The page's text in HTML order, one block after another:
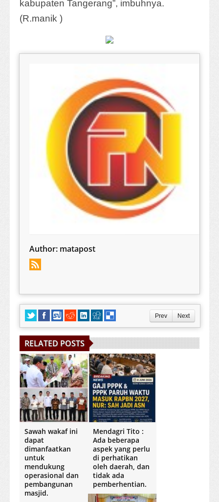
kabupaten Tangerang”, imbuhnya.
(R.manik )
Author: matapost
Prev Next
RELATED POSTS
Sawah wakaf ini
dapat
dimanfaatkan
untuk
mendukung
operasional dan
pembangunan
masjid.
Mendagri Tito :
Ada beberapa
aspek yang perlu
di perhatikan
oleh daerah, dan
tidak ada
pemberhentian.